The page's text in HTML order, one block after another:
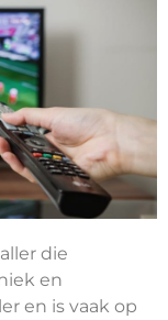
die
en
en is vaak op